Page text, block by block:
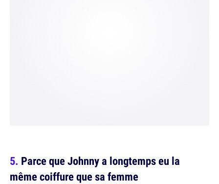
Parce que Johnny a longtemps eu la
même coiffure que sa femme